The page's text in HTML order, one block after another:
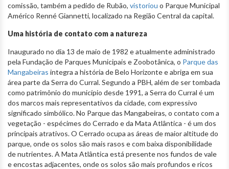
comissão, também a pedido de Rubão, vistoriou o Parque Municipal
Américo Renné Giannetti, localizado na Região Central da capital.
Uma história de contato com a natureza
Inaugurado no dia 13 de maio de 1982 e atualmente administrado
pela Fundação de Parques Municipais e Zoobotânica, o Parque das
Mangabeiras integra a história de Belo Horizonte e abriga em sua
área parte da Serra do Curral. Segundo a PBH, além de ser tombada
como patrimônio do município desde 1991, a Serra do Curral é um
dos marcos mais representativos da cidade, com expressivo
significado simbólico. No Parque das Mangabeiras, o contato com a
vegetação - espécimes do Cerrado e da Mata Atlântica - é um dos
principais atrativos. O Cerrado ocupa as áreas de maior altitude do
parque, onde os solos são mais rasos e com baixa disponibilidade
de nutrientes. A Mata Atlântica está presente nos fundos de vale
e encostas adjacentes, onde os solos são mais profundos e ricos